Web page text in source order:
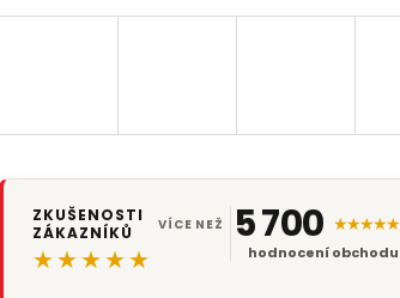
ZKUŠENOSTI
ZÁKAZNÍKŮ
★★★★★
VÍCE NEŽ 5 700 ★★★★★
hodnocení obchodu